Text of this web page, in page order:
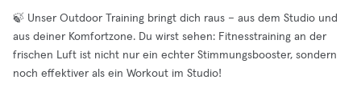
🍃 Unser Outdoor Training bringt dich raus – aus dem Studio und
aus deiner Komfortzone. Du wirst sehen: Fitnesstraining an der
frischen Luft ist nicht nur ein echter Stimmungsbooster, sondern
noch effektiver als ein Workout im Studio!